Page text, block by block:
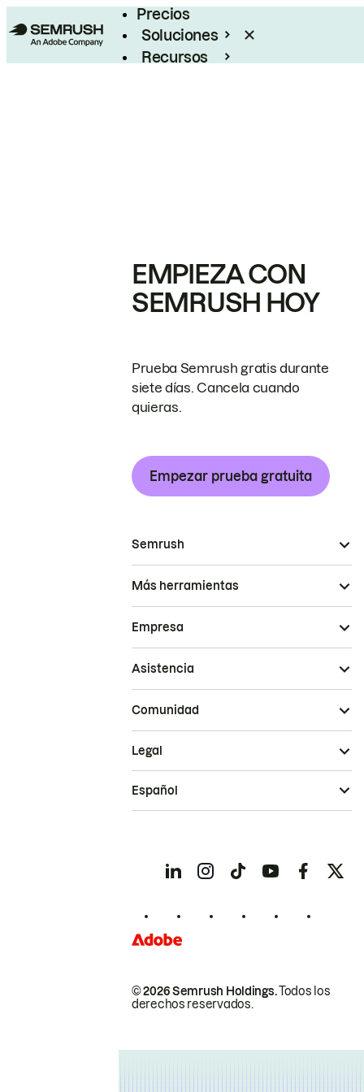
Precios
Soluciones
Recursos
EMPIEZA CON
SEMRUSH HOY
Prueba Semrush gratis durante
siete días. Cancela cuando
quieras.
Empezar prueba gratuita
Semrush
Más herramientas
Empresa
Asistencia
Comunidad
© 2026 Semrush Holdings.Todos los
derechos reservados.
Legal
Español